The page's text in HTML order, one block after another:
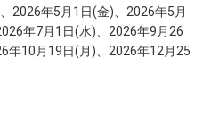
2026年5月1日(金)、2026年5月
年7月1日(水)、2026年9月26
年10月19日(月)、2026年12月25